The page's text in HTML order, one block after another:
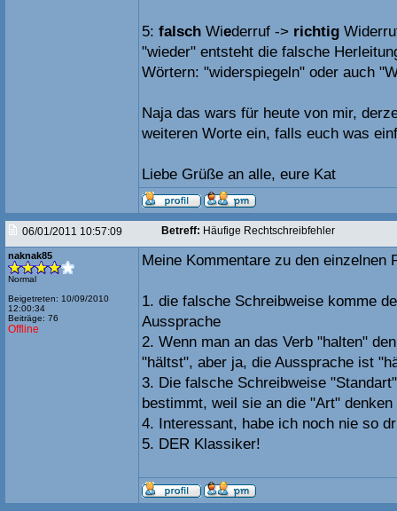
5: falsch Wiederruf -> richtig
"wieder" entsteht die falsche
Wörtern: "widerspiegeln" oder auch
Naja das wars für heute von mir,
weiteren Worte ein, falls euch was
Liebe Grüße an alle, eure Kat
06/01/2011 10:57:09 Betreff: Häufige Rechtschreibfehler
naknak85
Normal
Beigetreten: 10/09/2010
12:00:34
Beiträge: 76
Offline
Meine Kommentare zu den einzelnen
1. die falsche Schreibweise komme
Aussprache
2. Wenn man an das Verb "halten"
"hältst", aber ja, die Aussprache ist
3. Die falsche Schreibweise
bestimmt, weil sie an die "Art" denken
4. Interessant, habe ich noch nie so
5. DER Klassiker!